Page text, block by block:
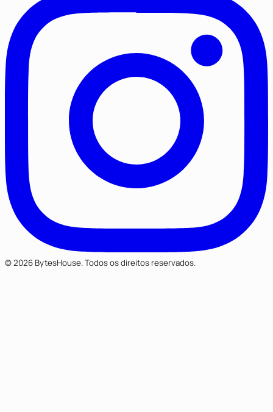
© 2026 BytesHouse. Todos os direitos reservados.